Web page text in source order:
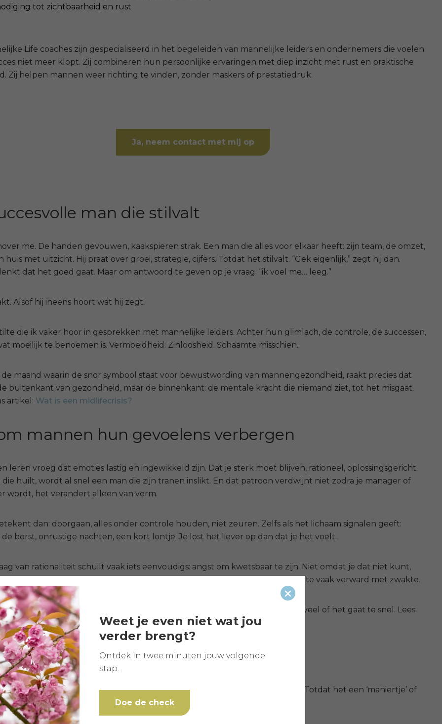
tot zichtbaarheid en rust
Life coaches zijn gespecialiseerd in het begeleiden van mannelijke leiders en ondernemers die voelen
niet meer klopt. Zij combineren hun persoonlijke ervaringen met diep inzicht met rust en praktische
Zij helpen mannen weer richting te vinden, zonder maskers of prestatiedruk.
Ja, neem contact met mij op
man die stilvalt
me. De handen gevouwen, kaakspieren strak. Een man die alles voor elkaar heeft: zijn team, de omzet,
huis met uitzicht. Hij praat over groei, strategie, cijfers. Totdat het stilvalt. “Gek eigenlijk,” zegt hij dan.
dat het goed gaat. Maar om antwoord te geven op je vraag: “ik voel me… leeg.”
Alsof hij ineens hoort wat hij zegt.
die ik vaker hoor in gesprekken met mannelijke leiders. Achter hun glimlach, de controle, de successen,
moeilijk te benoemen is. Vermoeidheid. Zinloosheid. Schaamte misschien.
de maand waarin de snor symbool staat voor bewustwording van mannengezondheid, raakt precies dat
buitenkant van gezondheid, maar de binnenkant: de mentale kracht die niemand ziet, tot het misgaat.
artikel: Wat is een midlifecrisis?
mannen hun gevoelens verbergen
leren vroeg dat emoties lastig en ingewikkeld zijn. Dat je sterk moet blijven, rationeel, oplossingsgericht.
die huilt, wordt al snel een man die zijn tranen inslikt. En dat patroon verdwijnt niet zodra je manager of
wordt, het verandert alleen van vorm.
dan: doorgaan, alles onder controle houden, niet zeuren. Zelfs als het lichaam signalen geeft:
de borst, onrustige nachten, een kort lontje. Je lost het liever op dan dat je het voelt.
van rationaliteit schuilt vaak iets eenvoudigs: angst om kwetsbaar te zijn. Niet omdat je dat niet kunt,
je nooit hebt geleerd dat het mag. In leiderschap wordt kwetsbaarheid nog te vaak verward met zwakte.
“het gaat goed”. Terwijl je diep vanbinnen weet: het is eigenlijk allemaal teveel of het gaat te snel. Lees
Hoe kan je minder streng zijn voor jezelf als man
van onzichtbare stress
succes is een verslavende brandstof. Het geeft energie, richting, status. Totdat het een ‘maniertje’ of
Sluiten
Weet je even niet wat jou
verder brengt?
Ontdek in twee minuten jouw volgende
stap.
Doe de check